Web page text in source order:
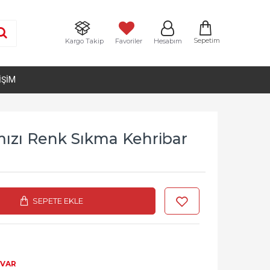
Kargo Takip Favoriler Hesabım Sepetim
Renk Sıkma Kehribar
SEPETE EKLE